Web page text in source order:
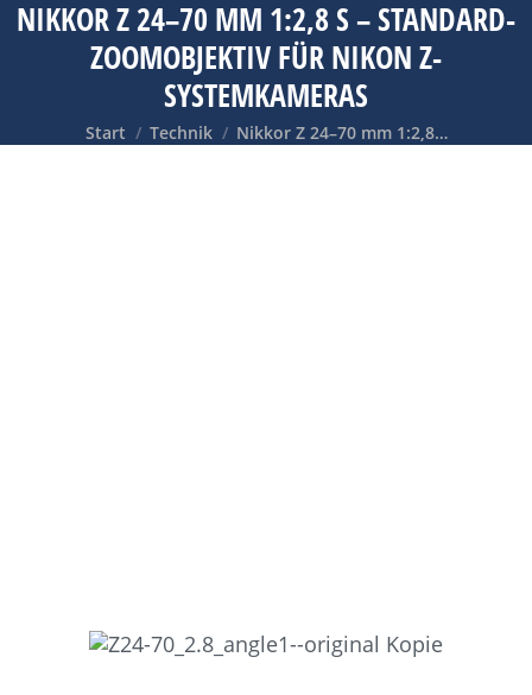
NIKKOR Z 24–70 MM 1:2,8 S – STANDARD-
ZOOMOBJEKTIV FÜR NIKON Z-
SYSTEMKAMERAS
Sie befinden sich hier:
Start Technik Nikkor Z 24–70 mm 1:2,8…